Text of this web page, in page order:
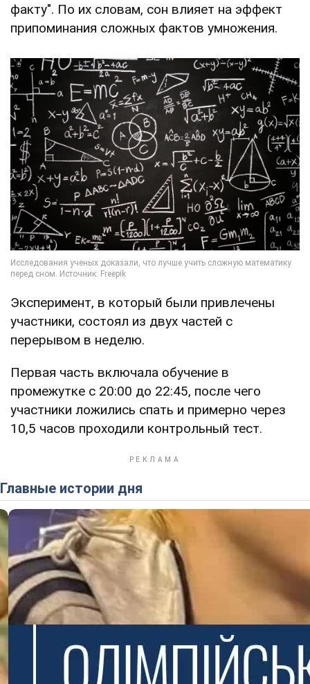
факту". По их словам, сон влияет на эффект
припоминания сложных фактов умножения.
Эксперимент, в который были привлечены
участники, состоял из двух частей с
перерывом в неделю.
Первая часть включала обучение в
промежутке с 20:00 до 22:45, после чего
участники ложились спать и примерно через
10,5 часов проходили контрольный тест.
Главные истории дня